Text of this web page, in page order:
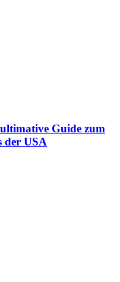
Guide zum
der USA